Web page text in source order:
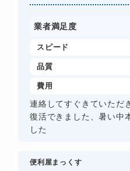
業者満足度
スピード
品質
費用
連絡してすぐきていただ
復活できました、暑い中
した
​便利屋まっくす